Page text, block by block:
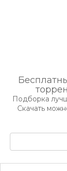
Подборка
Скачать